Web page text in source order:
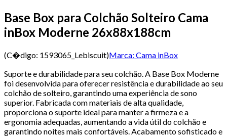
Base Box para Colchão Solteiro Cama
inBox Moderne 26x88x188cm
(C�digo: 1593065_Lebiscuit)Marca: Cama inBox
Suporte e durabilidade para seu colchão. A Base Box Moderne
foi desenvolvida para oferecer resistência e durabilidade ao seu
colchão de solteiro, garantindo uma experiência de sono
superior. Fabricada com materiais de alta qualidade,
proporciona o suporte ideal para manter a firmeza e a
ergonomia adequadas, aumentando a vida útil do colchão e
garantindo noites mais confortáveis. Acabamento sofisticado e